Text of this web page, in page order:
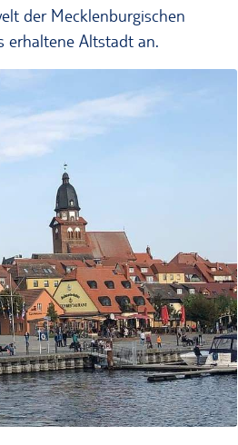
der Mecklenburgischen
erhaltene Altstadt an.